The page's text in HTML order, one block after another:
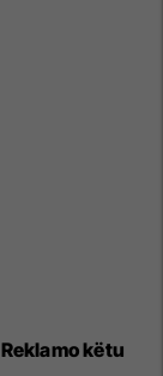
Reklamo këtu